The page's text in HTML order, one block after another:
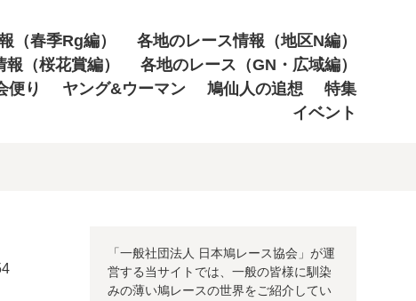
（春季Rg編）
各地のレース情報（地区N編）
（桜花賞編）
各地のレース（GN・広域編）
便り ヤング&ウーマン 鳩仙人の追想
特集
イベント
「一般社団法人 日本鳩レース協会」が運
営する当サイトでは、一般の皆様に馴染
みの薄い鳩レースの世界をご紹介してい